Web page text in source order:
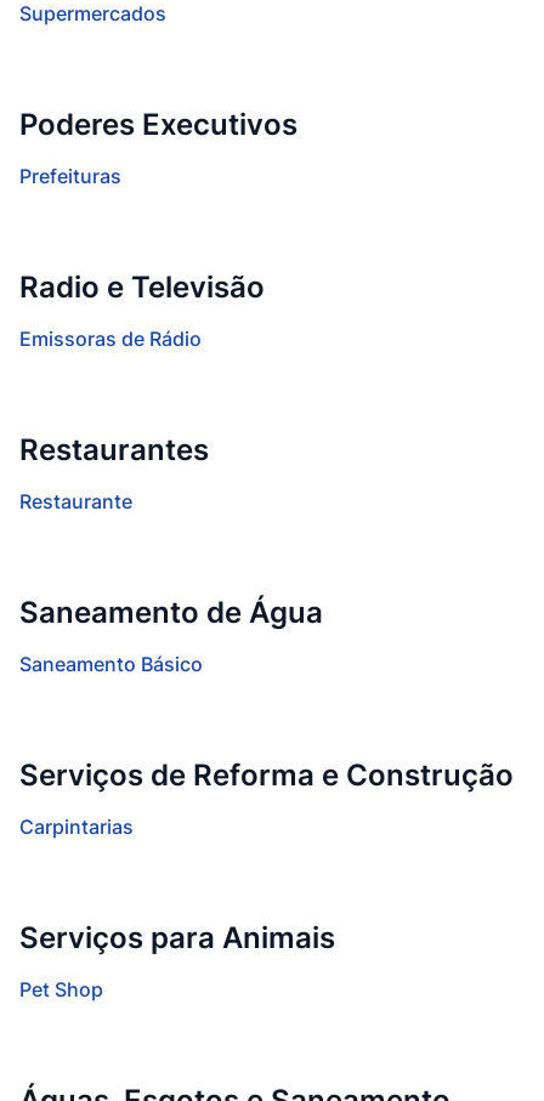
Supermercados
Poderes Executivos
Prefeituras
Radio e Televisão
Emissoras de Rádio
Restaurantes
Restaurante
Saneamento de Água
Saneamento Básico
Serviços de Reforma e Construção
Carpintarias
Serviços para Animais
Pet Shop